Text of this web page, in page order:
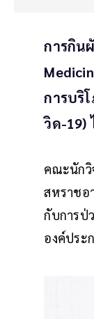
การกิน
การบริ
วิด-19)
คณะนักวิ
สหราชอ
กับการป่
องค์ประ